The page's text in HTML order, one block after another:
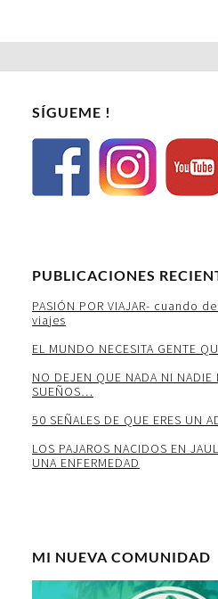
SÍGUEME !
PUBLICACIONES
PASIÓN POR VIAJAR- cuando
viajes
EL MUNDO NECESITA GENTE
NO DEJEN QUE NADA NI NADIE
SUEÑOS…
50 SEÑALES DE QUE ERES UN
LOS PAJAROS NACIDOS EN
UNA ENFERMEDAD
MI NUEVA COMUNIDAD